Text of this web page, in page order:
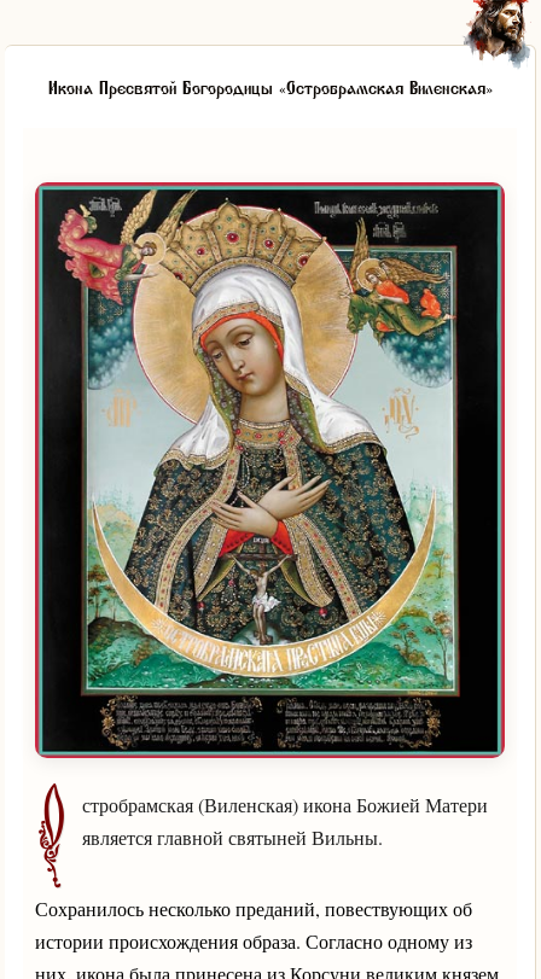
Икона Пресвятой Богородицы «Остробрамская Виленская»
О
стробрамская (Виленская) икона Божией Матери
является главной святыней Вильны.
Сохранилось несколько преданий, повествующих об
истории происхождения образа. Согласно одному из
них, икона была принесена из Корсуни великим князем